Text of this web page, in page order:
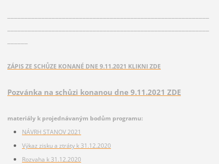
ZÁPIS ZE SCHŮZE KONANÉ DNE 9.11.2021 KLIKNI ZDE
Pozvánka na schůzi konanou dne 9.11.2021 ZDE
materiály k projednávaným bodům programu:
NÁVRH STANOV 2021
Výkaz zisku a ztráty k 31.12.2020
Rozvaha k 31.12.2020